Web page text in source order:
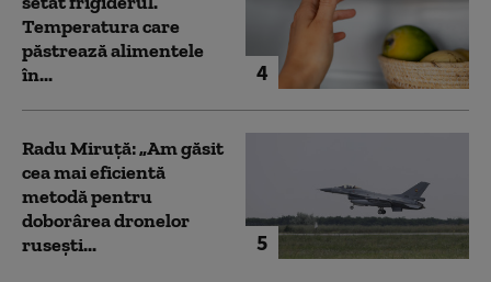
4
Temperatura care
păstrează alimentele
în...
5
Radu Miruță: „Am găsit
cea mai eficientă
metodă pentru
doborârea dronelor
rusești...